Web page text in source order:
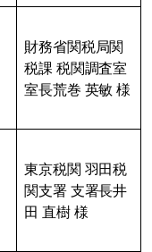
財務省関税局関
税課 税関調査室
室長荒巻 英敏 様
東京税関 羽田税
関支署 支署長井
田 直樹 様